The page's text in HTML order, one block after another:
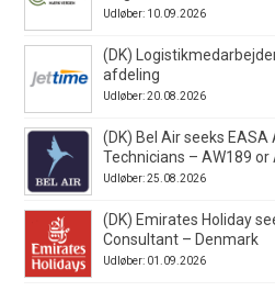
Udløber: 10.09.2026
(DK)
afdeling
Udløber: 20.08.2026
(DK) Bel Air seeks
Technicians – AW189 or
Udløber: 25.08.2026
(DK) Emirates Holiday
Consultant – Denmark
Udløber: 01.09.2026